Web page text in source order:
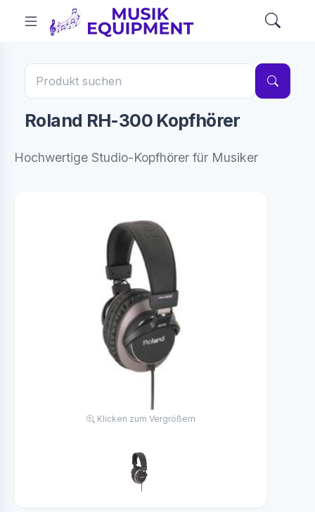
Roland RH-300 Kopfhörer
Hochwertige Studio-Kopfhörer für Musiker
Klicken zum Vergrößern